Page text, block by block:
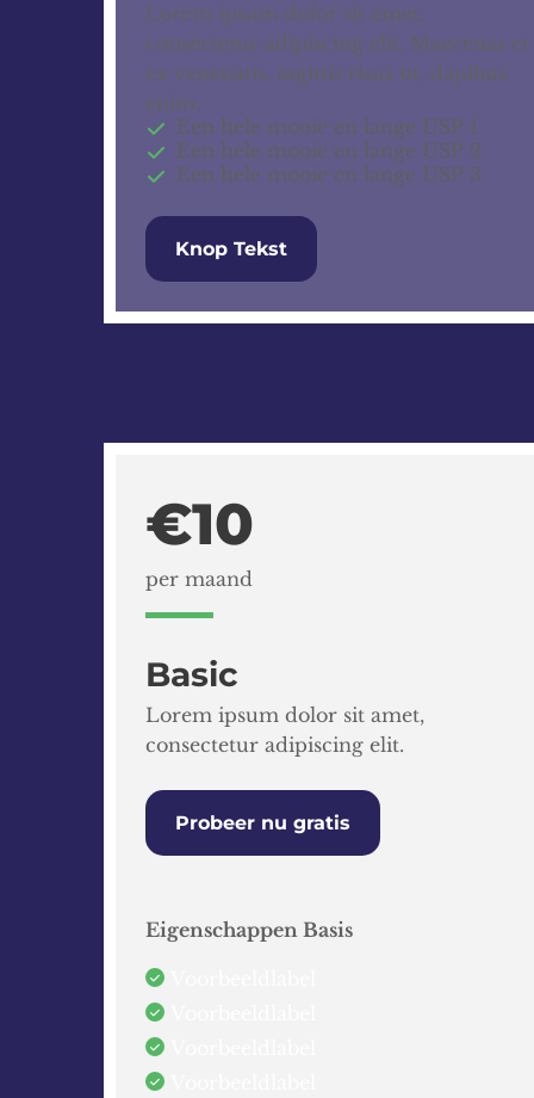
Lorem ipsum dolor sit amet,
consectetur adipiscing elit. Maecenas et
ex venenatis, sagittis risus ut, dapibus
enim.
Een hele mooie en lange USP 1
Een hele mooie en lange USP 2
Een hele mooie en lange USP 3
Knop Tekst
€10
per maand
Basic
Lorem ipsum dolor sit amet,
consectetur adipiscing elit.
Probeer nu gratis
Eigenschappen Basis